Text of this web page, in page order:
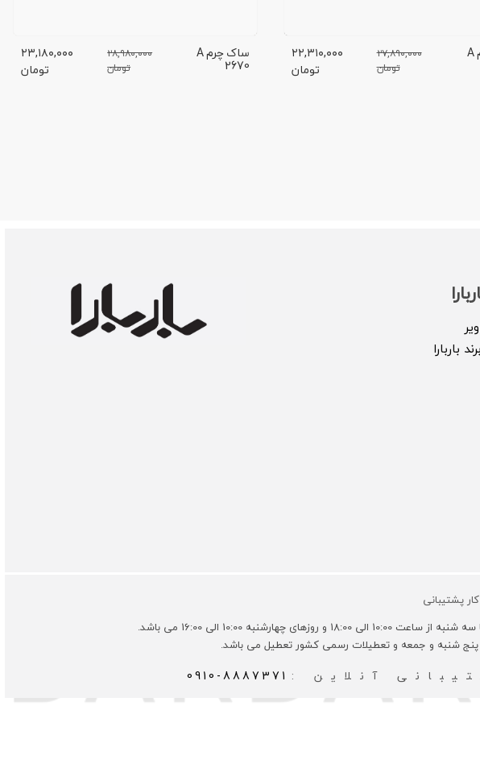
ساک چرم A
۲۷,۸۹۰,۰۰۰
تومان
۲۲,۳۱۰,۰۰۰
تومان
ساک چرم A
2670
۲۸,۹۸۰,۰۰۰
تومان
۲۳,۱۸۰,۰۰۰
تومان
باربارا
پشتیبانی
الی 18:00 و روزهای چهارشنبه 10:00 الی 16:00 می باشد.
پنج شنبه و جمعه و تعطیلات رسمی کشور تعطیل می باشد.
آنلاین : 0910-8887371